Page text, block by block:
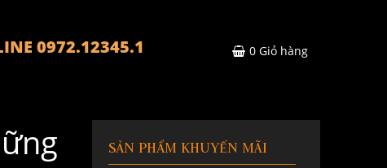
0972.12345.1 0 Giỏ hàng
SẢN PHẨM KHUYẾN MÃI